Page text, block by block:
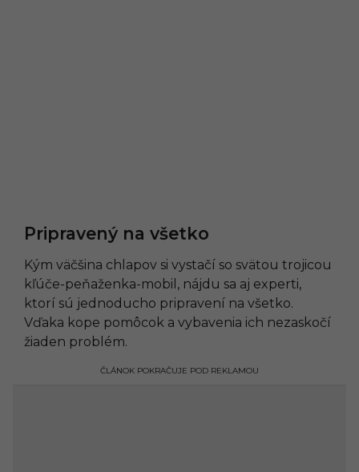
Pripravený na všetko
Kým väčšina chlapov si vystačí so svätou trojicou
kľúče-peňaženka-mobil, nájdu sa aj experti,
ktorí sú jednoducho pripravení na všetko.
Vďaka kope pomôcok a vybavenia ich nezaskočí
žiaden problém.
ČLÁNOK POKRAČUJE POD REKLAMOU